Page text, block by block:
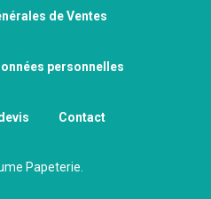
de Ventes
personnelles
Contact
Papeterie.